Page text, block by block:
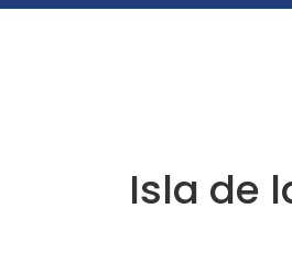
Isla de